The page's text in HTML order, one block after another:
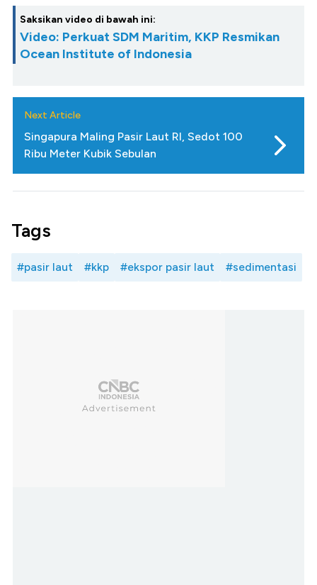
Saksikan video di bawah ini:
Video: Perkuat SDM Maritim, KKP Resmikan
Ocean Institute of Indonesia
Next Article
Singapura Maling Pasir Laut RI, Sedot 100
Ribu Meter Kubik Sebulan
Tags
#pasir laut #kkp #ekspor pasir laut #sedimentasi